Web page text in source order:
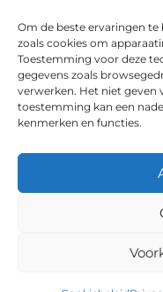
Om de beste ervaringen
zoals cookies om
Toestemming voor deze
gegevens zoals
verwerken. Het niet
toestemming kan een
kenmerken en functies.
INSTITUTO HISPANICO
begunstigde van het
dat tot doel heeft het
en dankzij welke
geïmplementeerd: online
maatregel vond plaats in